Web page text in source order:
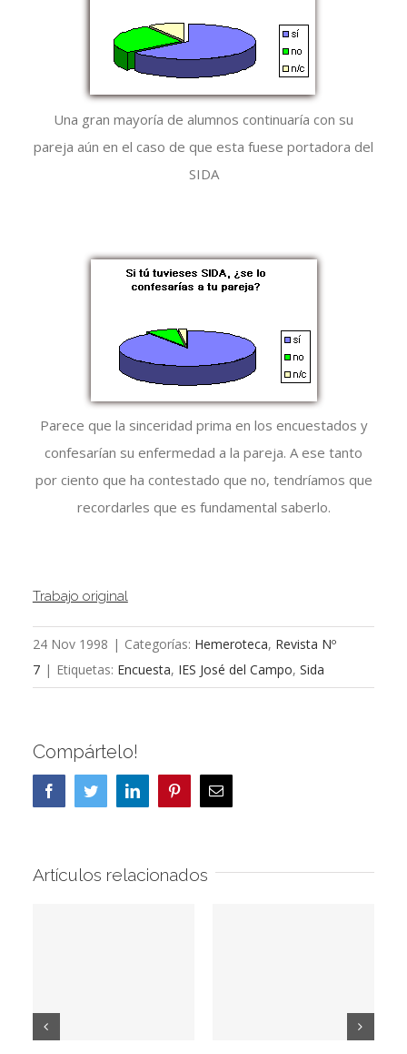
Una gran mayoría de alumnos continuaría con su
pareja aún en el caso de que esta fuese portadora del
SIDA
Parece que la sinceridad prima en los encuestados y
confesarían su enfermedad a la pareja. A ese tanto
por ciento que ha contestado que no, tendríamos que
recordarles que es fundamental saberlo.
Trabajo original
24 Nov 1998 | Categorías: Hemeroteca, Revista Nº
7 | Etiquetas: Encuesta, IES José del Campo, Sida
Compártelo!
FacebookTwitterLinkedInPinterestCorreo
electrónico
Artículos relacionados